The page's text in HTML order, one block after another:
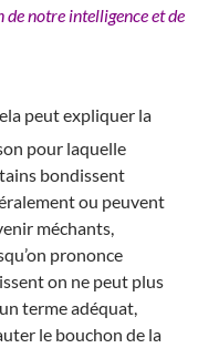
de notre intelligence et de
ela peut expliquer la
pour laquelle
bondissent
ou peuvent
méchants,
prononce
on ne peut plus
terme adéquat,
le bouchon de la